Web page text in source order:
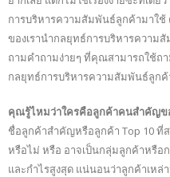
การบริหารความสัมพันธ์ลูกค้ามาใ
ของเรานำกลยุทธ์การบริหารความ
ถามคำถามง่ายๆ ที่คุณสามารถใช้ถ
กลยุทธ์การบริหารความสัมพันธ์ลูก
คุณรู้ไหมว่าใครคือลูกค้าคนสำคัญ
ชื่อลูกค้าสำคัญหรือลูกค้า Top 10 ที่
หรือไม่ หรือ อาจเป็นกลุ่มลูกค้าหรือ
และกำไรสูงสุด แน่นอนว่าลูกค้าเห